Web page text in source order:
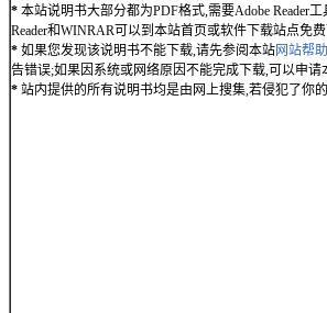
* 本站说明书大部分都为PDF格式,需要Adobe Reader
Reader和WINRAR可以到本站首页或软件下载站点免费
* 如果您发现该说明书不能下载,请先参阅本站网站帮助
告错误;如果因系统或网络原因不能完成下载,可以申请
* 站内提供的所有说明书均是由网上搜集,若侵犯了你